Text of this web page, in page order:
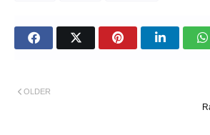
OLDER